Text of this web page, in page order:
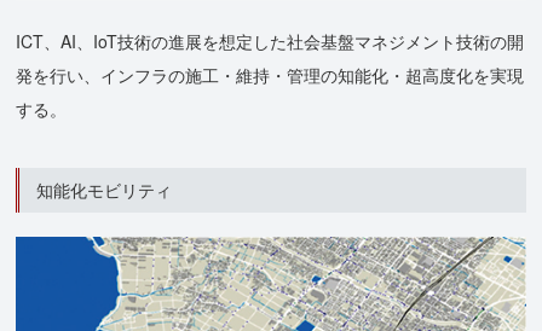
ICT、AI、IoT技術の進展を想定した社会基盤マネジメント技術の開
発を行い、インフラの施工・維持・管理の知能化・超高度化を実現
する。
知能化モビリティ